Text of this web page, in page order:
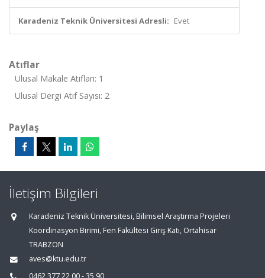
Karadeniz Teknik Üniversitesi Adresli: Evet
Atıflar
Ulusal Makale Atıfları: 1
Ulusal Dergi Atıf Sayısı: 2
Paylaş
İletişim Bilgileri
Karadeniz Teknik Üniversitesi, Bilimsel Araştırma Projeleri
Koordinasyon Birimi, Fen Fakültesi Giriş Katı, Ortahisar
TRABZON
aves@ktu.edu.tr
0462 377 22 00 - 35 90